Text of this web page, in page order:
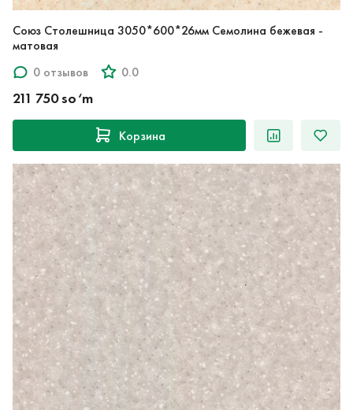
Союз Столешница 3050*600*26мм Семолина бежевая -
матовая
0 отзывов
0.0
211 750 so‘m
Корзина